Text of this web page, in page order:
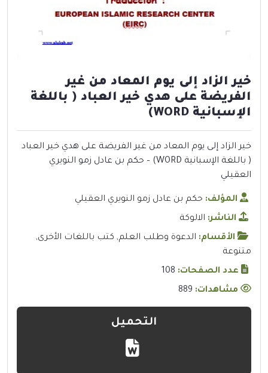
خير الزاد إلى يوم المعاد من غير
الفريضة على هدي خير العباد ( باللغة
الإسبانية WORD)
خير الزاد إلى يوم المعاد من غير الفريضة على هدي خير العباد
( باللغة الإسبانية WORD) – حكم بن عادل زمو النويري
العقيلي
المؤلف: حكم بن عادل زمو النويري العقيلي
الناشر: الالوكة
الأقسام: الدعوة وطلب العلم, كتب باللغات الأخرى,
متنوعة
عدد الصفحات: 108
مشاهدات:
التحميل